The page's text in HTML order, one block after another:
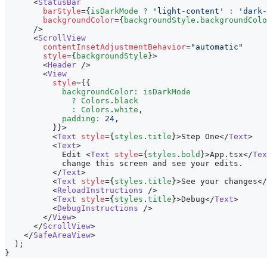
<StatusBar
barStyle={isDarkMode ? 'light-content' :
backgroundColor={ backgroundStyle .
/>
<ScrollView
contentInsetAdjustmentBehavior=" automatic "
style={ backgroundStyle}>
<Header
/>
<View
style={{
            backgroundColor
:
isDarkMode
?
Colors . black
:
Colors . white ,
            padding
: 24 ,
}}>
<Text style={styles . title}>Step One</Text>
<Text>
            Edit
<Text style={styles . bold }>App.tsx</
            change this screen and see your edits.
</Text>
<Text style={styles . title}>See your changes</
<ReloadInstructions
/>
<Text style={styles . title}>Debug</Text>
<DebugInstructions
/>
</View>
</ScrollView>
</SafeAreaView>
) ;
}